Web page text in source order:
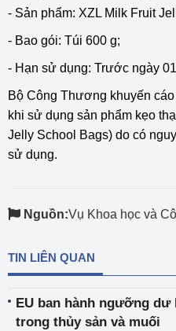
- Sản phẩm: XZL Milk Fruit
- Bao gói: Túi 600 g;
- Hạn sử dụng: Trước ngày
Bộ Công Thương khuyến
khi sử dụng sản phẩm kẹo
Jelly School Bags) do có
sử dụng.
Nguồn:Vụ Khoa học và
TIN LIÊN QUAN
EU ban hành ngưỡng
trong thủy sản và muối